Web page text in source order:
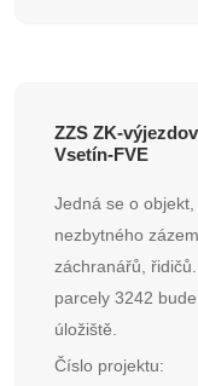
ZZS ZK-
Vsetín-FVE
Jedná se o
nezbytného
záchranářů,
parcely 3242
úložiště.
Číslo projektu: